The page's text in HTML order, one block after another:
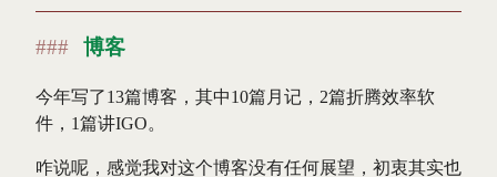
博客
今年写了13篇博客，其中10篇月记，2篇折腾效率软
件，1篇讲IGO。
咋说呢，感觉我对这个博客没有任何展望，初衷其实也